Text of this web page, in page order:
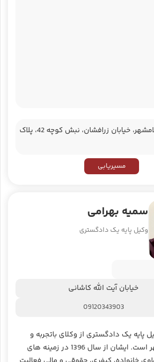
آدرس: اسلامشهر، خیابان زرافشان، نبش کوچه 42، پلاک
مسیریابی
سمیه بهرامی
وکیل پایه یک دادگستری
خیابان آیت الله کاشانی
09120343903
پایه یک دادگستری از وکلای با‌تجربه و
فعال در اسلامشهر است. ایشان از سال 1396 در زمینه‌ های